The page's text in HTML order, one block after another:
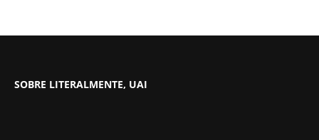
SOBRE LITERALMENTE, UAI